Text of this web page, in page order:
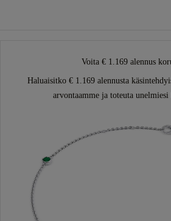
Voita € 1.169 alennus
Haluaisitko € 1.169 alennusta
arvontaamme ja toteuta